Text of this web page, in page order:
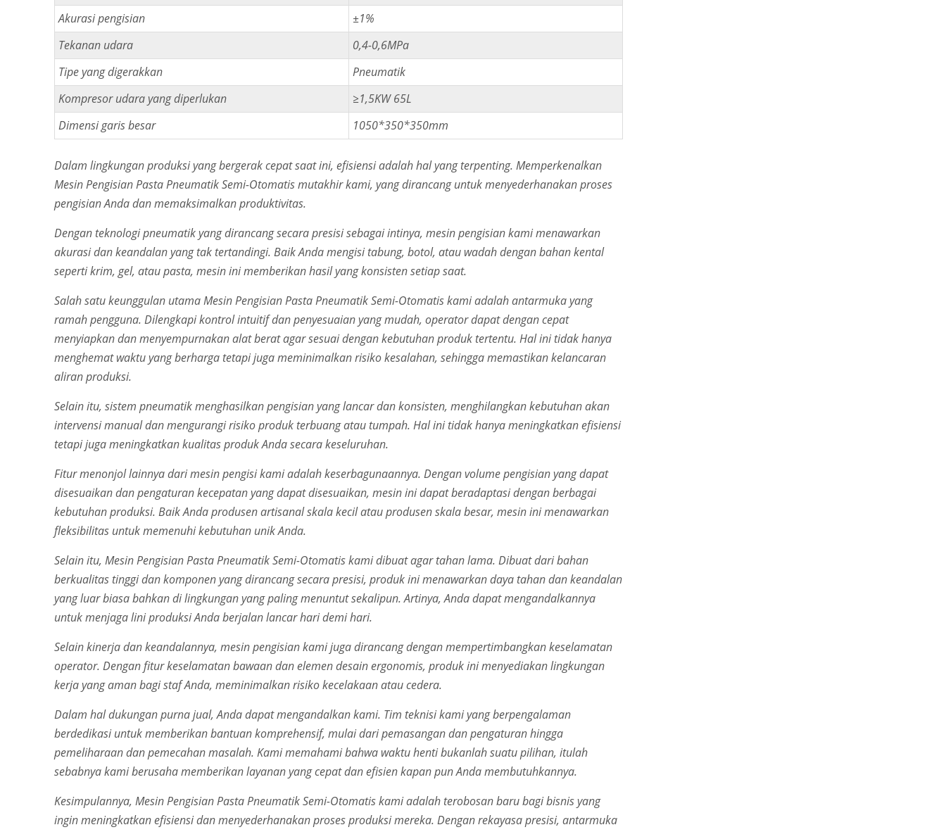
Akurasi pengisian
±1%
Tekanan udara
0,4-0,6MPa
Tipe yang digerakkan
Pneumatik
Kompresor udara yang diperlukan
≥1,5KW 65L
Dimensi garis besar
1050*350*350mm
Dalam lingkungan produksi yang bergerak cepat saat ini, efisiensi adalah hal yang terpenting. Memperkenalkan
Mesin Pengisian Pasta Pneumatik Semi-Otomatis mutakhir kami, yang dirancang untuk menyederhanakan proses
pengisian Anda dan memaksimalkan produktivitas.
Dengan teknologi pneumatik yang dirancang secara presisi sebagai intinya, mesin pengisian kami menawarkan
akurasi dan keandalan yang tak tertandingi. Baik Anda mengisi tabung, botol, atau wadah dengan bahan kental
seperti krim, gel, atau pasta, mesin ini memberikan hasil yang konsisten setiap saat.
Salah satu keunggulan utama Mesin Pengisian Pasta Pneumatik Semi-Otomatis kami adalah antarmuka yang
ramah pengguna. Dilengkapi kontrol intuitif dan penyesuaian yang mudah, operator dapat dengan cepat
menyiapkan dan menyempurnakan alat berat agar sesuai dengan kebutuhan produk tertentu. Hal ini tidak hanya
menghemat waktu yang berharga tetapi juga meminimalkan risiko kesalahan, sehingga memastikan kelancaran
aliran produksi.
Selain itu, sistem pneumatik menghasilkan pengisian yang lancar dan konsisten, menghilangkan kebutuhan akan
intervensi manual dan mengurangi risiko produk terbuang atau tumpah. Hal ini tidak hanya meningkatkan efisiensi
tetapi juga meningkatkan kualitas produk Anda secara keseluruhan.
Fitur menonjol lainnya dari mesin pengisi kami adalah keserbagunaannya. Dengan volume pengisian yang dapat
disesuaikan dan pengaturan kecepatan yang dapat disesuaikan, mesin ini dapat beradaptasi dengan berbagai
kebutuhan produksi. Baik Anda produsen artisanal skala kecil atau produsen skala besar, mesin ini menawarkan
fleksibilitas untuk memenuhi kebutuhan unik Anda.
Selain itu, Mesin Pengisian Pasta Pneumatik Semi-Otomatis kami dibuat agar tahan lama. Dibuat dari bahan
berkualitas tinggi dan komponen yang dirancang secara presisi, produk ini menawarkan daya tahan dan keandalan
yang luar biasa bahkan di lingkungan yang paling menuntut sekalipun. Artinya, Anda dapat mengandalkannya
untuk menjaga lini produksi Anda berjalan lancar hari demi hari.
Selain kinerja dan keandalannya, mesin pengisian kami juga dirancang dengan mempertimbangkan keselamatan
operator. Dengan fitur keselamatan bawaan dan elemen desain ergonomis, produk ini menyediakan lingkungan
kerja yang aman bagi staf Anda, meminimalkan risiko kecelakaan atau cedera.
Dalam hal dukungan purna jual, Anda dapat mengandalkan kami. Tim teknisi kami yang berpengalaman
berdedikasi untuk memberikan bantuan komprehensif, mulai dari pemasangan dan pengaturan hingga
pemeliharaan dan pemecahan masalah. Kami memahami bahwa waktu henti bukanlah suatu pilihan, itulah
sebabnya kami berusaha memberikan layanan yang cepat dan efisien kapan pun Anda membutuhkannya.
Kesimpulannya, Mesin Pengisian Pasta Pneumatik Semi-Otomatis kami adalah terobosan baru bagi bisnis yang
ingin meningkatkan efisiensi dan menyederhanakan proses produksi mereka. Dengan rekayasa presisi, antarmuka